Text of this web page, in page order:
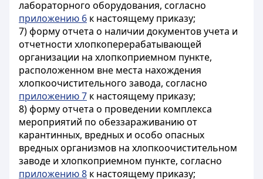
лабораторного оборудования, согласно
приложению 6 к настоящему приказу;
7) форму отчета о наличии документов учета и
отчетности хлопкоперерабатывающей
организации на хлопкоприемном пункте,
расположенном вне места нахождения
хлопкоочистительного завода, согласно
приложению 7 к настоящему приказу;
8) форму отчета о проведении комплекса
мероприятий по обеззараживанию от
карантинных, вредных и особо опасных
вредных организмов на хлопкоочистительном
заводе и хлопкоприемном пункте, согласно
приложению 8 к настоящему приказу;